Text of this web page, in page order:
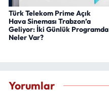
Türk Telekom Prime Açık
Hava Sineması Trabzon’a
Geliyor: İki Günlük Programda
Neler Var?
Yorumlar